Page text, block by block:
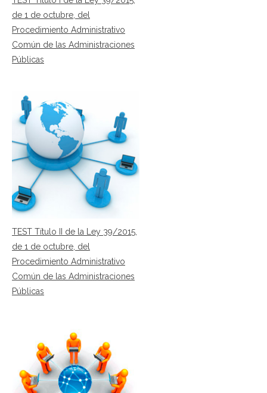
de 1 de octubre, del
Procedimiento Administrativo
Común de las Administraciones
Públicas
TEST Título II de la Ley 39/2015,
de 1 de octubre, del
Procedimiento Administrativo
Común de las Administraciones
Públicas